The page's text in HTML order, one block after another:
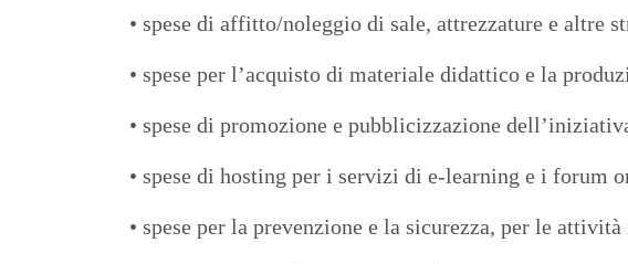
• spese di affitto/noleggio di sale, attrezzature e altre
• spese per l’acquisto di materiale didattico e la
• spese di promozione e pubblicizzazione
• spese di hosting per i servizi di e-learning e i forum
• spese per la prevenzione e la sicurezza, per le